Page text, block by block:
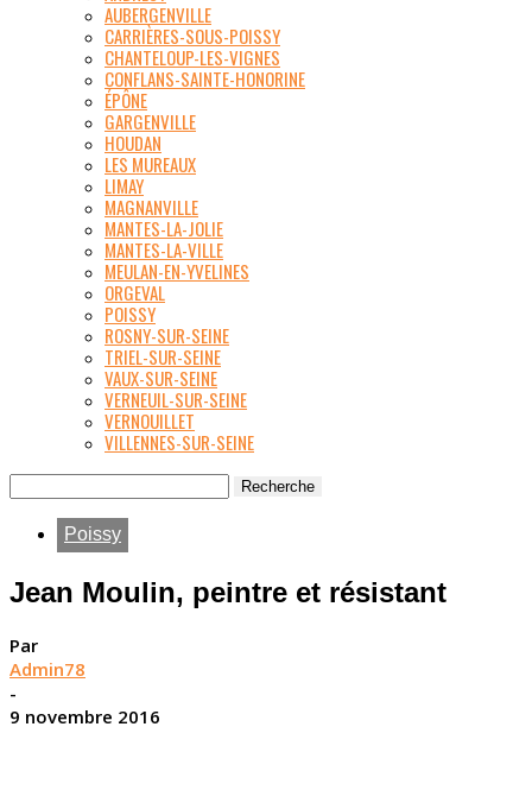
AUBERGENVILLE
CARRIÈRES-SOUS-POISSY
CHANTELOUP-LES-VIGNES
CONFLANS-SAINTE-HONORINE
ÉPÔNE
GARGENVILLE
HOUDAN
LES MUREAUX
LIMAY
MAGNANVILLE
MANTES-LA-JOLIE
MANTES-LA-VILLE
MEULAN-EN-YVELINES
ORGEVAL
POISSY
ROSNY-SUR-SEINE
TRIEL-SUR-SEINE
VAUX-SUR-SEINE
VERNEUIL-SUR-SEINE
VERNOUILLET
VILLENNES-SUR-SEINE
Poissy
Jean Moulin, peintre et résistant
Par
Admin78
-
9 novembre 2016